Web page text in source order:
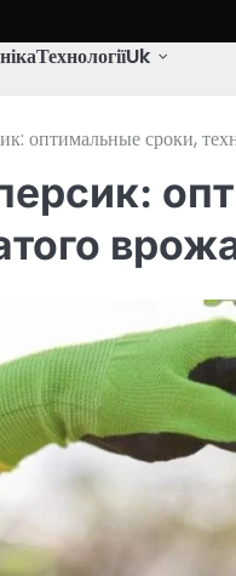
ТехнологіїUk
оптимальные сроки,